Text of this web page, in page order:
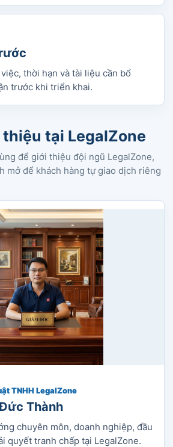
thời hạn và tài liệu cần bổ
trước khi triển khai.
tại LegalZone
để giới thiệu đội ngũ LegalZone,
mở để khách hàng tự giao dịch riêng
TNHH LegalZone
Thành
chuyên môn, doanh nghiệp, đầu
quyết tranh chấp tại LegalZone.